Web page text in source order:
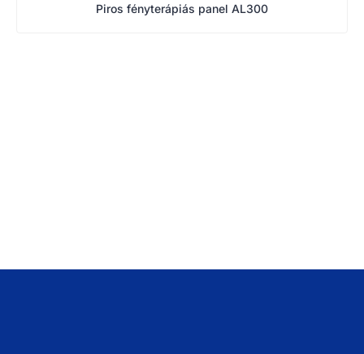
Piros fényterápiás panel AL300